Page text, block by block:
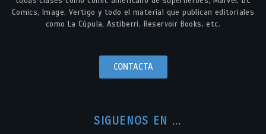
Comics, Image, Vertigo y todo el material que publican editoriales
como La Cúpula, Astiberri, Reservoir Books, etc.
CONTACTA
SIGUENOS EN ...